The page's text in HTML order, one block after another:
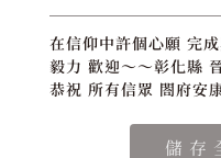
在信仰中許個心願 完
毅力 歡迎～～彰化縣
恭祝 所有信眾 閤府安
儲存